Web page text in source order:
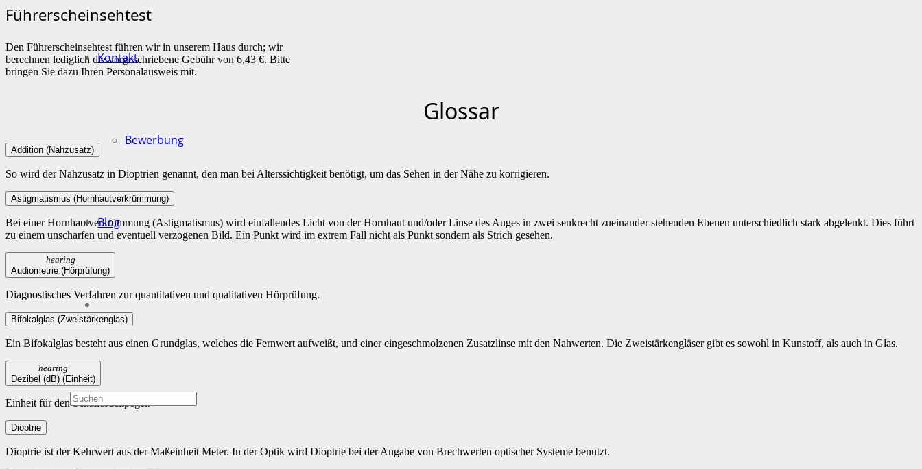
Kontakt
Bewerbung
Blog
Führerscheinsehtest
Den Führerscheinsehtest führen wir in unserem Haus durch; wir
berechnen lediglich die vorgeschriebene Gebühr von 6,43 €. Bitte
bringen Sie dazu Ihren Personalausweis mit.
Glossar
Addition (Nahzusatz)
So wird der Nahzusatz in Dioptrien genannt, den man bei Alterssichtigkeit benötigt, um das Sehen in der Nähe zu korrigieren.
Astigmatismus (Hornhautverkrümmung)
Bei einer Hornhautverkrümmung (Astigmatismus) wird einfallendes Licht von der Hornhaut und/oder Linse des Auges in zwei senkrecht zueinander stehenden Ebenen unterschiedlich stark abgelenkt. Dies führt
zu einem unscharfen und eventuell verzogenen Bild. Ein Punkt wird im extrem Fall nicht als Punkt sondern als Strich gesehen.
hearing
Audiometrie (Hörprüfung)
Diagnostisches Verfahren zur quantitativen und qualitativen Hörprüfung.
Bifokalglas (Zweistärkenglas)
Ein Bifokalglas besteht aus einen Grundglas, welches die Fernwert aufweißt, und einer eingeschmolzenen Zusatzlinse mit den Nahwerten. Die Zweistärkengläser gibt es sowohl in Kunstoff, als auch in Glas.
hearing
Dezibel (dB) (Einheit)
Einheit für den Schalldruckpegel.
Dioptrie
Dioptrie ist der Kehrwert aus der Maßeinheit Meter. In der Optik wird Dioptrie bei der Angabe von Brechwerten optischer Systeme benutzt.